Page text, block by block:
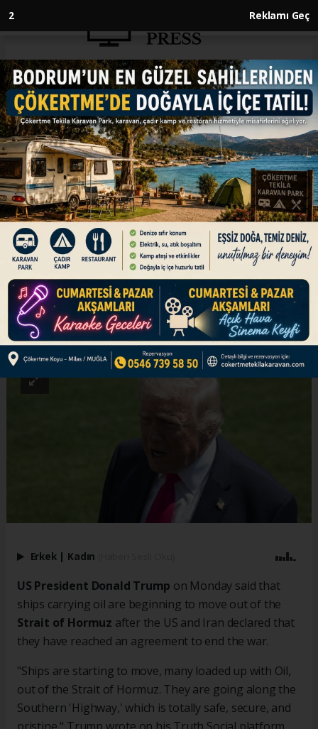
1 Reklamı Geç
Anasayfa ENGLISH
Trump says oil tankers
resuming movement through
Strait of Hormuz
ENGLISH
15.06.2026 - 16:53, Güncelleme: 15.06.2026 - 16:53
US president says vessels using southern route
he describes as 'totally safe, secure, and
pristine'
ABONE OL
Erkek | Kadın
US President Donald Trump on Monday said that
ships carrying oil are beginning to move out of the
Strait of Hormuz after the US and Iran declared that
they have reached an agreement to end the war.
"Ships are starting to move, many loaded up with Oil,
out of the Strait of Hormuz. They are going along the
Southern 'Highway,' which is totally safe, secure, and